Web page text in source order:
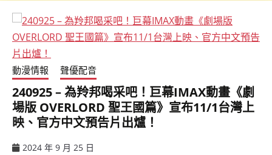
動漫情報 聲優配音
240925 – 為羚邦喝采吧！巨幕IMAX動畫《劇
場版 OVERLORD 聖王國篇》宣布11/1台灣上
映、官方中文預告片出爐！
2024 年 9 月 25 日